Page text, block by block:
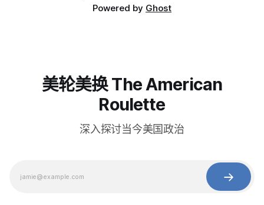
Powered by Ghost
美轮美换 The American
Roulette
深入探讨当今美国政治